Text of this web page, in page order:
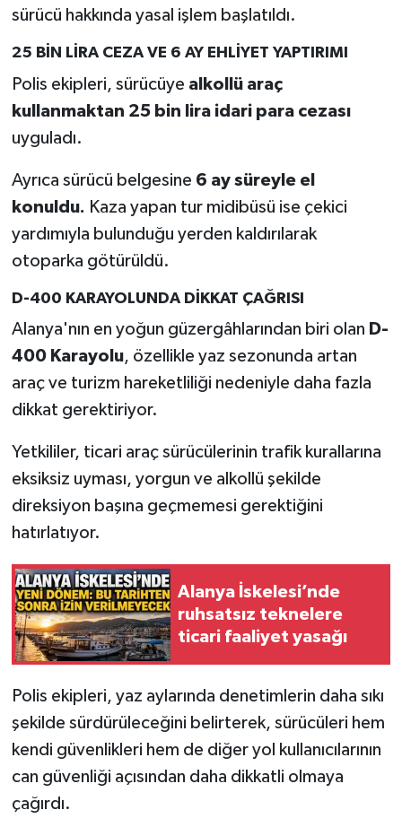
sürücü hakkında yasal işlem başlatıldı.
25 BİN LİRA CEZA VE 6 AY EHLİYET YAPTIRIMI
Polis ekipleri, sürücüye alkollü araç
kullanmaktan 25 bin lira idari para cezası
uyguladı.
Ayrıca sürücü belgesine 6 ay süreyle el
konuldu. Kaza yapan tur midibüsü ise çekici
yardımıyla bulunduğu yerden kaldırılarak
otoparka götürüldü.
D-400 KARAYOLUNDA DİKKAT ÇAĞRISI
Alanya'nın en yoğun güzergâhlarından biri olan D-
400 Karayolu, özellikle yaz sezonunda artan
araç ve turizm hareketliliği nedeniyle daha fazla
dikkat gerektiriyor.
Yetkililer, ticari araç sürücülerinin trafik kurallarına
eksiksiz uyması, yorgun ve alkollü şekilde
direksiyon başına geçmemesi gerektiğini
hatırlatıyor.
Alanya İskelesi’nde
ruhsatsız teknelere
ticari faaliyet yasağı
Polis ekipleri, yaz aylarında denetimlerin daha sıkı
şekilde sürdürüleceğini belirterek, sürücüleri hem
kendi güvenlikleri hem de diğer yol kullanıcılarının
can güvenliği açısından daha dikkatli olmaya
çağırdı.